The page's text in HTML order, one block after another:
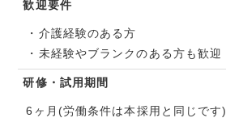
歓迎要件
・介護経験のある方
・未経験やブランクのある方も歓迎
研修・試用期間
6ヶ月(労働条件は本採用と同じです)